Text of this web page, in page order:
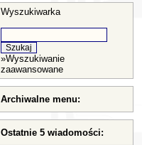
Wyszukiwarka
»Wyszukiwanie
zaawansowane
Archiwalne menu:
Ostatnie 5 wiadomości: